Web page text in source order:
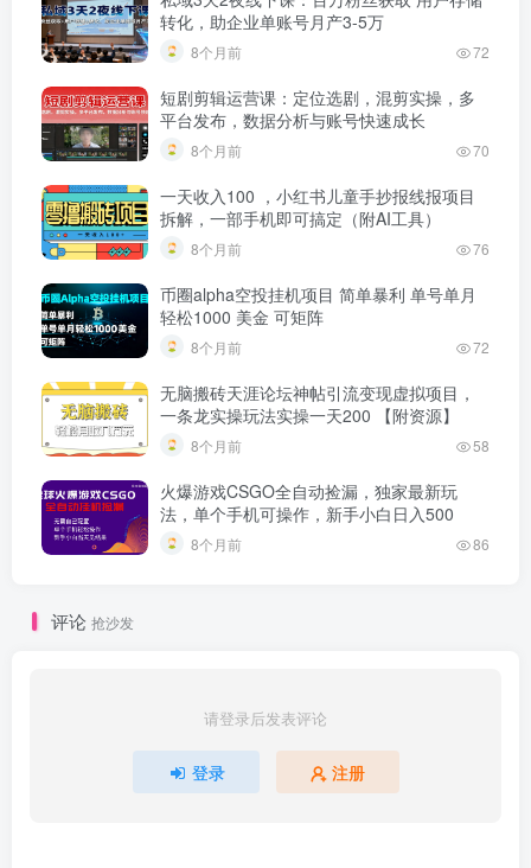
转化，助企业单账号月产3-5万
8个月前 72
短剧剪辑运营课：定位选剧，混剪实操，多
平台发布，数据分析与账号快速成长
8个月前 70
一天收入100 ，小红书儿童手抄报线报项目
拆解，一部手机即可搞定（附AI工具）
8个月前 76
币圈alpha空投挂机项目 简单暴利 单号单月
轻松1000 美金 可矩阵
8个月前 72
无脑搬砖天涯论坛神帖引流变现虚拟项目，
一条龙实操玩法实操一天200 【附资源】
8个月前 58
火爆游戏CSGO全自动捡漏，独家最新玩
法，单个手机可操作，新手小白日入500
8个月前 86
评论 抢沙发
请登录后发表评论
登录 注册